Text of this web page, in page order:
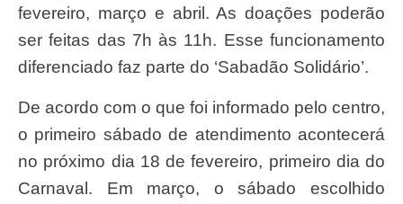
fevereiro, março e abril. As doações poderão
ser feitas das 7h às 11h. Esse funcionamento
diferenciado faz parte do ‘Sabadão Solidário’.
De acordo com o que foi informado pelo centro,
o primeiro sábado de atendimento acontecerá
no próximo dia 18 de fevereiro, primeiro dia do
Carnaval. Em março, o sábado escolhido